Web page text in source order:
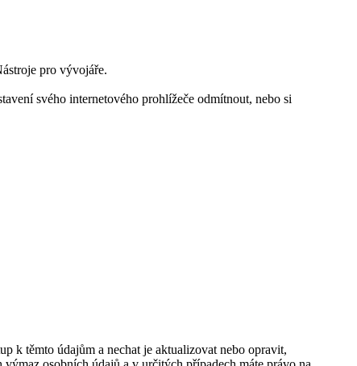
pro vývojáře.
svého internetového prohlížeče odmítnout, nebo si
k těmto údajům a nechat je aktualizovat nebo opravit,